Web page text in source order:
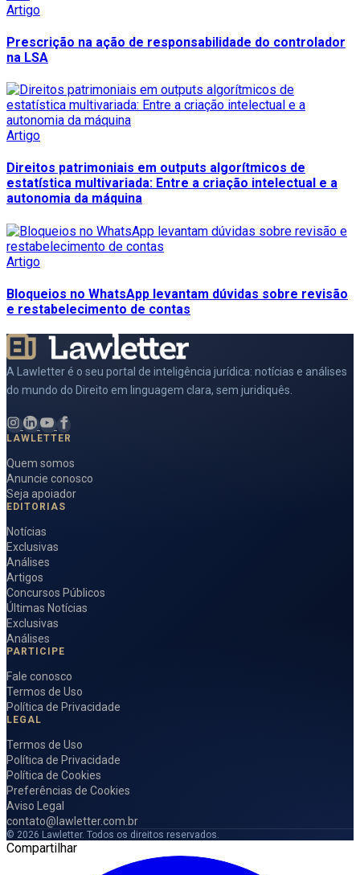
Artigo
Prescrição na ação de responsabilidade do controlador
na LSA
Artigo
Direitos patrimoniais em outputs algorítmicos de
estatística multivariada: Entre a criação intelectual e a
autonomia da máquina
Artigo
Bloqueios no WhatsApp levantam dúvidas sobre revisão
e restabelecimento de contas
A Lawletter é o seu portal de inteligência jurídica: notícias e análises
do mundo do Direito em linguagem clara, sem juridiquês.
LAWLETTER
Quem somos
Anuncie conosco
Seja apoiador
EDITORIAS
Notícias
Exclusivas
Análises
Artigos
Concursos Públicos
Últimas Notícias
Exclusivas
Análises
PARTICIPE
Fale conosco
Termos de Uso
Política de Privacidade
LEGAL
Termos de Uso
Política de Privacidade
Política de Cookies
Preferências de Cookies
Aviso Legal
contato@lawletter.com.br
© 2026 Lawletter. Todos os direitos reservados.
Compartilhar